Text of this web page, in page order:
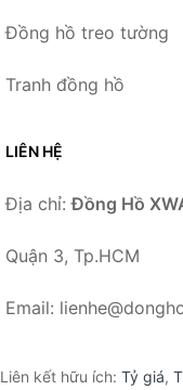
Đồng hồ treo tường
Tranh đồng hồ
LIÊN HỆ
Địa chỉ:Đồng Hồ
Quận 3, Tp.HCM
Email:
Liên kết hữu ích: Tỷ giá,